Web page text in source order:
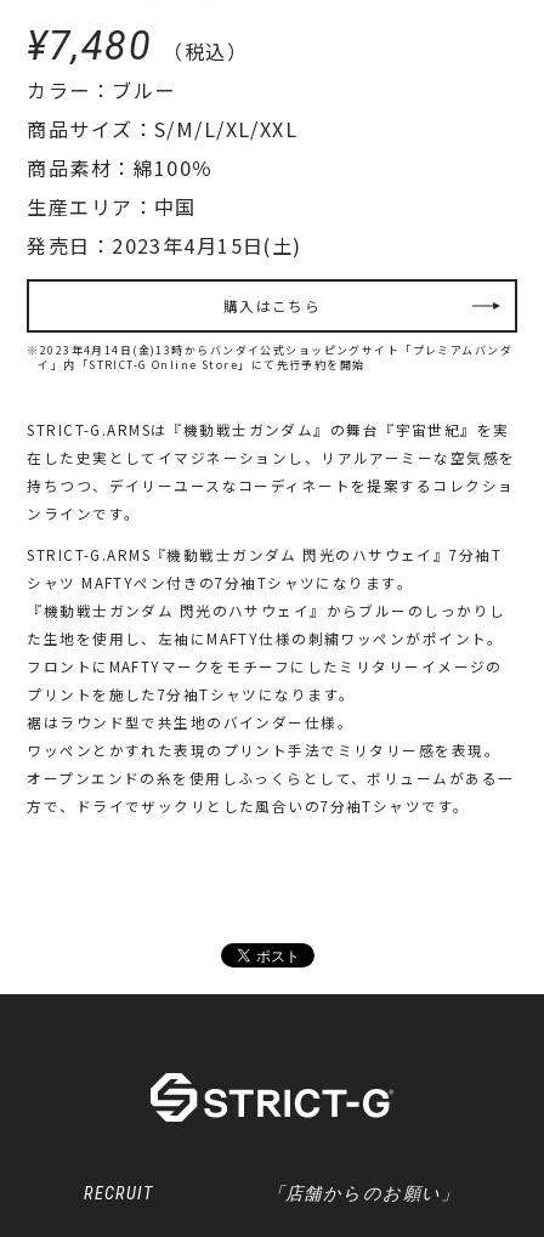
¥7,480
（税込）
カラー：ブルー
商品サイズ：S/M/L/XL/XXL
商品素材：綿100％
生産エリア：中国
発売日：2023年4月15日(土)
購入はこちら
※2023年4月14日(金)13時からバンダイ公式ショッピングサイト「プレミアムバンダ
イ」内
「STRICT-G Online Store」にて先行予約を開始
STRICT-G.ARMSは『機動戦士ガンダム』の舞台『宇宙世紀』を実
在した史実としてイマジネーションし、リアルアーミーな空気感を
持ちつつ、デイリーユースなコーディネートを提案するコレクショ
ンラインです。
STRICT-G.ARMS『機動戦士ガンダム 閃光のハサウェイ』7分袖T
シャツ MAFTYペン付きの7分袖Tシャツになります。
『機動戦士ガンダム 閃光のハサウェイ』からブルーのしっかりし
た生地を使用し、左袖にMAFTY仕様の刺繍ワッペンがポイント。
フロントにMAFTYマークをモチーフにしたミリタリーイメージの
プリントを施した7分袖Tシャツになります。
裾はラウンド型で共生地のバインダー仕様。
ワッペンとかすれた表現のプリント手法でミリタリー感を表現。
オープンエンドの糸を使用しふっくらとして、ボリュームがある一
方で、ドライでザックリとした風合いの7分袖Tシャツです。
RECRUIT 「店舗からのお願い」